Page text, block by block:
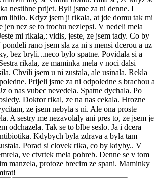
nestihne prijet. Byli jsme za ni denne. I
libilo. Kdyz jsem ji rikala, at jde domu tak mi
jen nez se to trochu nezlepsi. V nedeli mela
mi rikala,: vidis, jeste, ze jsem tady. Co by
rano jsem sla za ni s mensi dcerou a uz
bez bryli...neco bylo spatne. Povidala si a
rikala, ze maminka mela v noci dalsi
Chvili jsem u ni zustala, ale usinala. Rekla
Prijeli jsme za ni odpoledne s brachou a
o nas vubec nevedela. Spatne dychala. Po
Doktor rikal, ze na nas cekala. Hrozne
ze jsem nebyla s ni. Ale ona proste
A sestry me nezavolaly ani pres to, ze jsem je
odchazela. Tak se to blbe seslo. Ja i dcera
Kdybych byla zdrava a byla tam
Porad si clovek rika, co by kdyby.. V
ve ctvrtek mela pohreb. Denne se v tom
manzela, protoze brecim ze spani. Maminky